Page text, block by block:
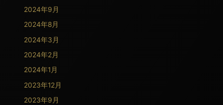
2024年9月
2024年8月
2024年3月
2024年2月
2024年1月
2023年12月
2023年9月